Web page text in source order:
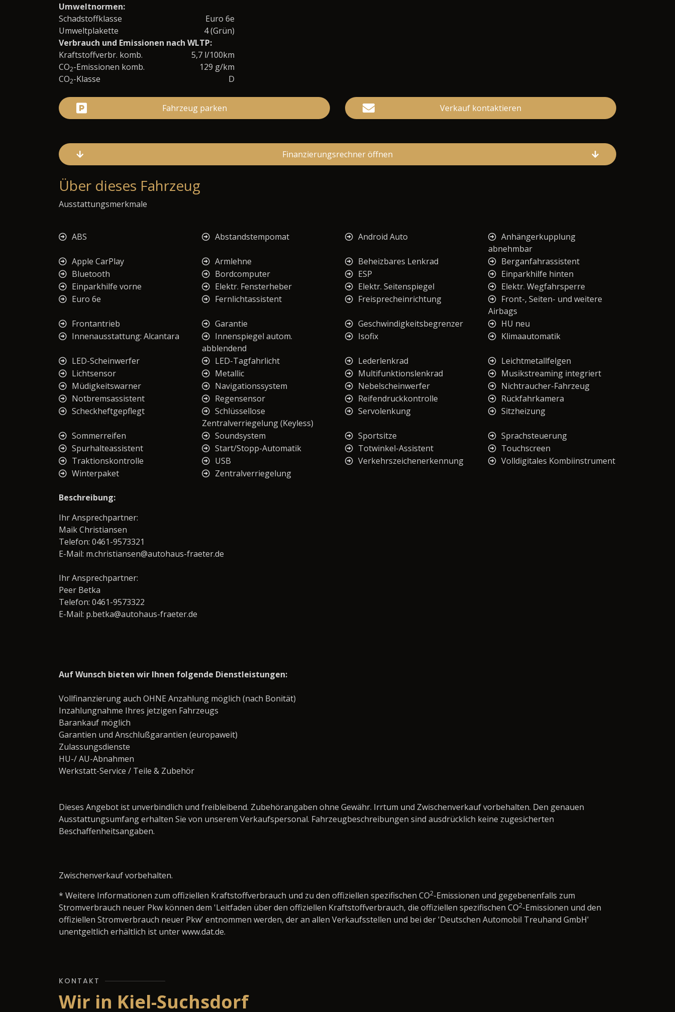
Umweltnormen:
Schadstoffklasse
Euro 6e
Umweltplakette
4 (Grün)
Verbrauch und Emissionen nach WLTP:
Kraftstoffverbr. komb.
5,7 l/100km
CO2-Emissionen komb.
129 g/km
CO2-Klasse D
Fahrzeug parken Verkauf kontaktieren
Finanzierungsrechner öffnen
Über dieses Fahrzeug
Ausstattungsmerkmale
ABS Abstandstempomat Android Auto
Anhängerkupplung
abnehmbar
Apple CarPlay
Armlehne Beheizbares Lenkrad
Berganfahrassistent
Bluetooth
Bordcomputer ESP
Einparkhilfe hinten
Einparkhilfe vorne
Elektr. Fensterheber Elektr. Seitenspiegel
Elektr. Wegfahrsperre
Euro 6e
Fernlichtassistent Freisprecheinrichtung
Front-, Seiten- und weitere
Airbags
Frontantrieb
Garantie Geschwindigkeitsbegrenzer
HU neu
Innenausstattung: Alcantara
Innenspiegel autom.
abblendend
Isofix Klimaautomatik
LED-Scheinwerfer LED-Tagfahrlicht Lederlenkrad
Leichtmetallfelgen
Lichtsensor
Metallic Multifunktionslenkrad
Musikstreaming integriert
Müdigkeitswarner
Navigationssystem Nebelscheinwerfer
Nichtraucher-Fahrzeug
Notbremsassistent
Regensensor Reifendruckkontrolle
Rückfahrkamera
Scheckheftgepflegt
Schlüssellose
Zentralverriegelung (Keyless)
Servolenkung Sitzheizung
Sommerreifen Soundsystem Sportsitze
Sprachsteuerung
Spurhalteassistent
Start/Stopp-Automatik Totwinkel-Assistent
Touchscreen
Traktionskontrolle
USB Verkehrszeichenerkennung
Volldigitales Kombiinstrument
Winterpaket
Zentralverriegelung
Beschreibung:
Ihr Ansprechpartner:
Maik Christiansen
Telefon: 0461-9573321
E-Mail: m.christiansen@autohaus-fraeter.de
Ihr Ansprechpartner:
Peer Betka
Telefon: 0461-9573322
E-Mail: p.betka@autohaus-fraeter.de
Auf Wunsch bieten wir Ihnen folgende Dienstleistungen:
Vollfinanzierung auch OHNE Anzahlung möglich (nach Bonität)
Inzahlungnahme Ihres jetzigen Fahrzeugs
Barankauf möglich
Garantien und Anschlußgarantien (europaweit)
Zulassungsdienste
HU-/ AU-Abnahmen
Werkstatt-Service / Teile & Zubehör ­­­­­­­­­­­­­­­­
Dieses Angebot ist unverbindlich und freibleibend. Zubehörangaben ohne Gewähr. Irrtum und Zwischenverkauf vorbehalten. Den genauen
Ausstattungsumfang erhalten Sie von unserem Verkaufspersonal. Fahrzeugbeschreibungen sind ausdrücklich keine zugesicherten
Beschaffenheitsangaben.
Zwischenverkauf vorbehalten.
* Weitere Informationen zum offiziellen Kraftstoffverbrauch und zu den offiziellen spezifischen CO2-Emissionen und gegebenenfalls zum
Stromverbrauch neuer Pkw können dem 'Leitfaden über den offiziellen Kraftstoffverbrauch, die offiziellen spezifischen CO2-Emissionen und den
offiziellen Stromverbrauch neuer Pkw' entnommen werden, der an allen Verkaufsstellen und bei der 'Deutschen Automobil Treuhand GmbH'
unentgeltlich erhältlich ist unter www.dat.de.
KONTAKT
Wir in Kiel-Suchsdorf